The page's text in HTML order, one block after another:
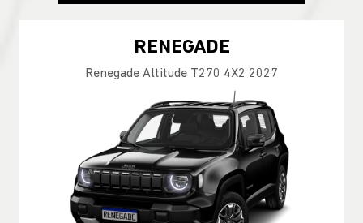
RENEGADE
Renegade Altitude T270 4X2 2027